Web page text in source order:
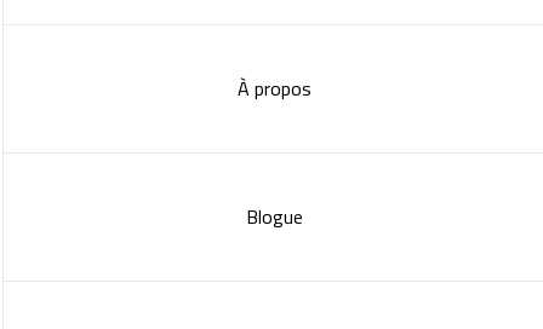
À propos
Blogue